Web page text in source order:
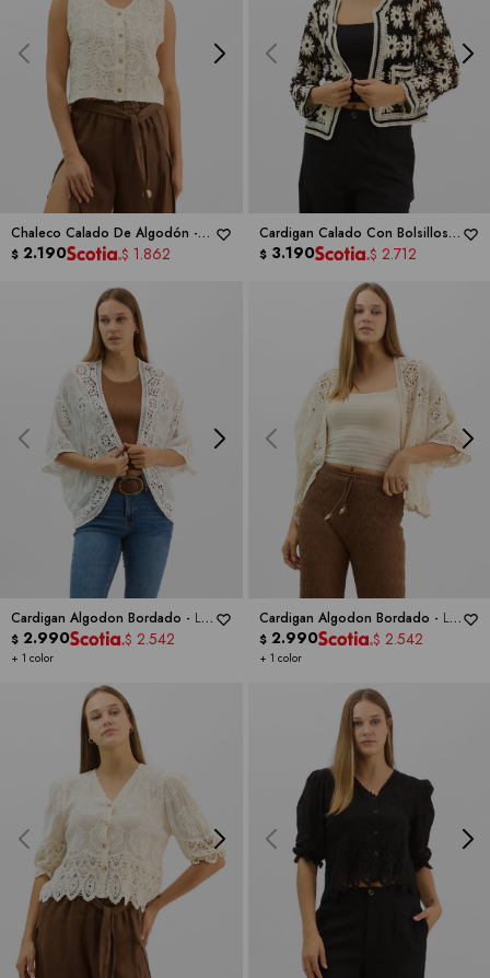
Chaleco Calado De Algodón -
LIV LOS ANGELES
$ 2.190 $ 1.862
Cardigan Calado Con Bolsillos -
LIV LOS ANGELES
$ 3.190 $ 2.712
Cardigan Algodon Bordado - LIV
LOS ANGELES
+ 1 color
$ 2.990 $ 2.542
Cardigan Algodon Bordado - LIV
LOS ANGELES
+ 1 color
$ 2.990 $ 2.542